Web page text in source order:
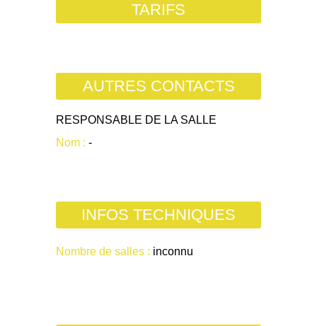
TARIFS
AUTRES CONTACTS
RESPONSABLE DE LA SALLE
Nom : -
INFOS TECHNIQUES
Nombre de salles : inconnu